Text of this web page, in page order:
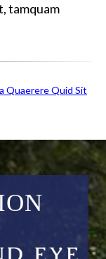
tamquam
Quaerere Quid Sit